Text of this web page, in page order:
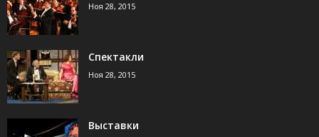
Ноя 28, 2015
Спектакли
Ноя 28, 2015
Выставки